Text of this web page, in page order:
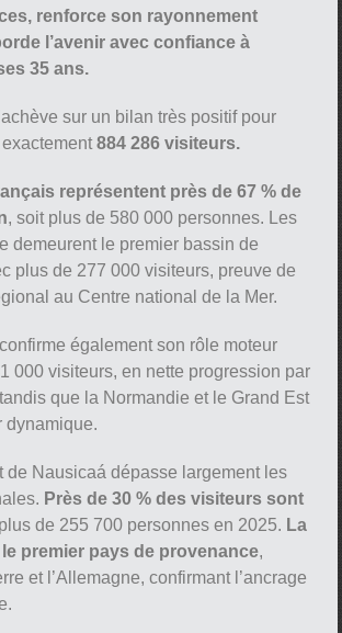
renforce son rayonnement
l’avenir avec confiance à
35 ans.
sur un bilan très positif pour
exactement884 286 visiteurs.
représentent près de 67 % de
, soit plus de 580 000 personnes. Les
demeurent le premier bassin de
plus de 277 000 visiteurs, preuve de
au Centre national de la Mer.
également son rôle moteur
000 visiteurs, en nette progression par
que la Normandie et le Grand Est
dynamique.
de Nausicaá dépasse largement les
Près de 30 % des visiteurs sont
de 255 700 personnes en 2025. La
premier pays de provenance,
et l’Allemagne, confirmant l’ancrage